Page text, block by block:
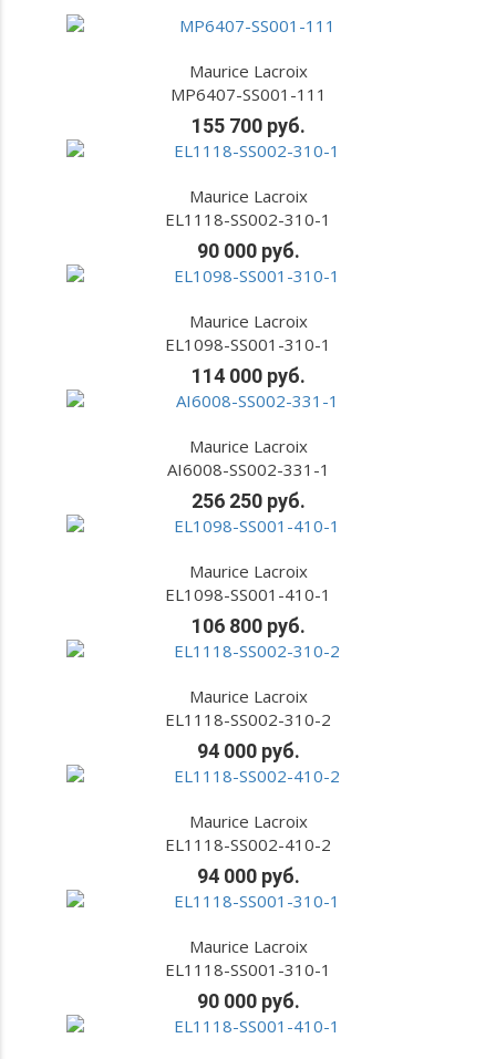
Maurice Lacroix
MP6407-SS001-111
155 700 руб.
Maurice Lacroix
EL1118-SS002-310-1
90 000 руб.
Maurice Lacroix
EL1098-SS001-310-1
114 000 руб.
Maurice Lacroix
AI6008-SS002-331-1
256 250 руб.
Maurice Lacroix
EL1098-SS001-410-1
106 800 руб.
Maurice Lacroix
EL1118-SS002-310-2
94 000 руб.
Maurice Lacroix
EL1118-SS002-410-2
94 000 руб.
Maurice Lacroix
EL1118-SS001-310-1
90 000 руб.